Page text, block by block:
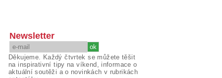
Newsletter
Děkujeme. Každý čtvrtek se můžete těšit
na inspirativní tipy na víkend, informace o
aktuální soutěži a o novinkách v rubrikách